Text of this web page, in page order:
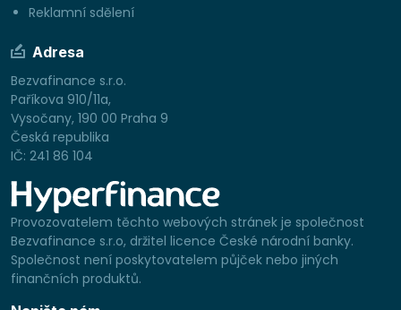
Reklamní sdělení
Adresa
Bezvafinance s.r.o.
Paříkova 910/11a,
Vysočany, 190 00 Praha 9
Česká republika
IČ: 241 86 104
Provozovatelem těchto webových stránek je společnost
Bezvafinance s.r.o, držitel licence České národní banky.
Společnost není poskytovatelem půjček nebo jiných
finančních produktů.